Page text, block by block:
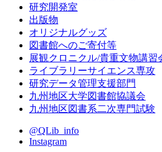
研究開発室
出版物
オリジナルグッズ
図書館へのご寄付等
展観クロニクル/貴重文物講習
ライブラリーサイエンス専攻
研究データ管理支援部門
九州地区大学図書館協議会
九州地区図書系二次専門試験
@QLib_info
Instagram